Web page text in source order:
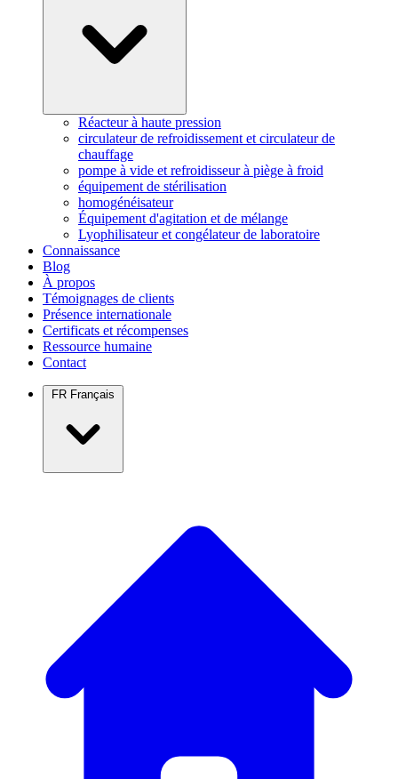
Réacteur à haute pression
circulateur de refroidissement et circulateur de
chauffage
pompe à vide et refroidisseur à piège à froid
équipement de stérilisation
homogénéisateur
Équipement d'agitation et de mélange
Lyophilisateur et congélateur de laboratoire
Connaissance
Blog
À propos
Témoignages de clients
Présence internationale
Certificats et récompenses
Ressource humaine
Contact
FR Français